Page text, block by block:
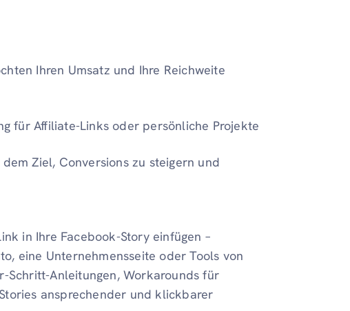
Ihren Umsatz und Ihre Reichweite
für Affiliate-Links oder persönliche Projekte
Ziel, Conversions zu steigern und
in Ihre Facebook-Story einfügen –
eine Unternehmensseite oder Tools von
Anleitungen, Workarounds für
ansprechender und klickbarer